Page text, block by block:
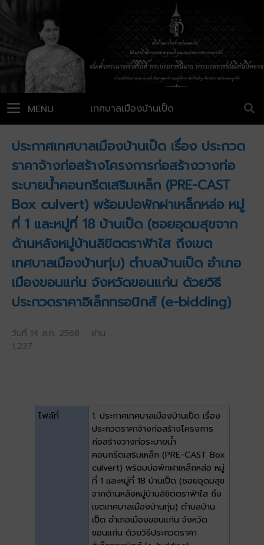
เทศบาลเมืองบ้านเป็ด
MENU
ประกาศเทศบาลเมืองบ้านเป็ด เรื่อง ประกวด
ราคาจ้างก่อสร้างโครงการก่อสร้างวางท่อ
ระบายน้ำคอนกรีตเสริมเหล็ก (PRE-CAST
Box culvert) พร้อมบ่อพักฝาเหล็กหล่อ หมู่
ที่ 1 และหมู่ที่ 18 บ้านเป็ด (ซอยอุดมสุขจาก
ด้านหลังหมู่บ้านลิขิตตราฟ้าใส ถึงเขต
เทศบาลเมืองบ้านทุ่ม) ตำบลบ้านเป็ด อำเภอ
เมืองขอนแก่น จังหวัดขอนแก่น ด้วยวิธี
ประกวดราคาอิเล็กทรอนิกส์ (e-bidding)
วันที่ 14 ส.ค. 2568 อ่าน
1,237
ไฟล์ที่
1. ประกาศเทศบาลเมืองบ้านเป็ด เรื่อง
ประกวดราคาจ้างก่อสร้างโครงการ
ก่อสร้างวางท่อระบายน้ำ
คอนกรีตเสริมเหล็ก (PRE-CAST Box
culvert) พร้อมบ่อพักฝาเหล็กหล่อ หมู่
ที่ 1 และหมู่ที่ 18 บ้านเป็ด (ซอยอุดมสุข
จากด้านหลังหมู่บ้านลิขิตตราฟ้าใส ถึง
เขตเทศบาลเมืองบ้านทุ่ม) ตำบลบ้าน
เป็ด อำเภอเมืองขอนแก่น จังหวัด
ขอนแก่น ด้วยวิธีประกวดราคา